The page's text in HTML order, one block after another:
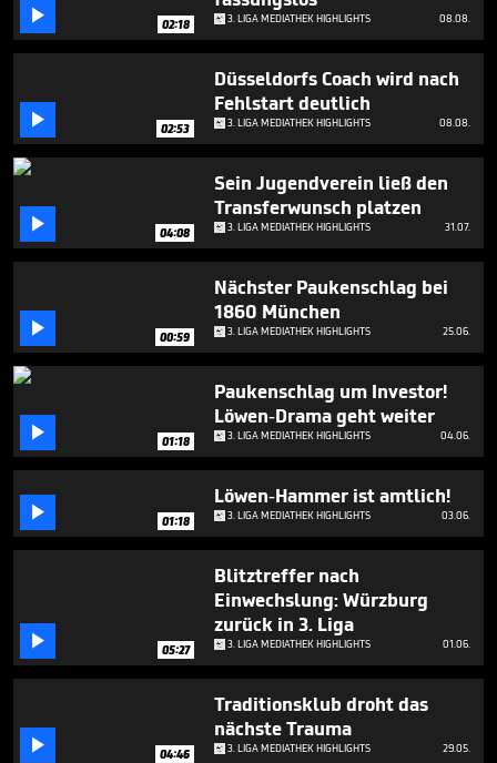
minutes,
seconds
 02:18 3. LIGA MEDIATHEK HIGHLIGHTS 08.08.
 02:53
Düsseldorfs Coach wird nach
Fehlstart deutlich
3. LIGA MEDIATHEK HIGHLIGHTS 08.08.
 04:08
Sein Jugendverein ließ den
Transferwunsch platzen
3. LIGA MEDIATHEK HIGHLIGHTS 31.07.
 00:59
Nächster Paukenschlag bei
1860 München
3. LIGA MEDIATHEK HIGHLIGHTS 25.06.
 01:18
Paukenschlag um Investor!
Löwen-Drama geht weiter
3. LIGA MEDIATHEK HIGHLIGHTS 04.06.
 01:18
Löwen-Hammer ist amtlich!
3. LIGA MEDIATHEK HIGHLIGHTS 03.06.
 05:27
Blitztreffer nach
Einwechslung: Würzburg
zurück in 3. Liga
3. LIGA MEDIATHEK HIGHLIGHTS 01.06.
 04:46
Traditionsklub droht das
nächste Trauma
3. LIGA MEDIATHEK HIGHLIGHTS 29.05.